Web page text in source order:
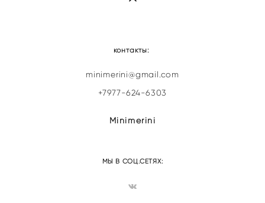
контакты:
minimerini@gmail.com
+7977-624-6303
Minimerini
МЫ В СОЦ.СЕТЯХ: